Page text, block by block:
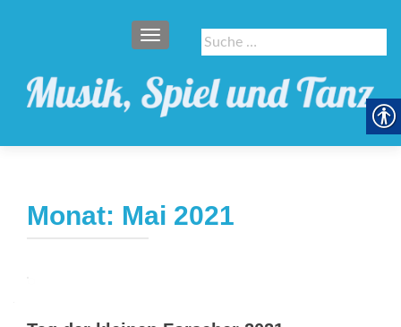
Suche
nach:
SCHALTE NAVIGATION
Monat: Mai 2021